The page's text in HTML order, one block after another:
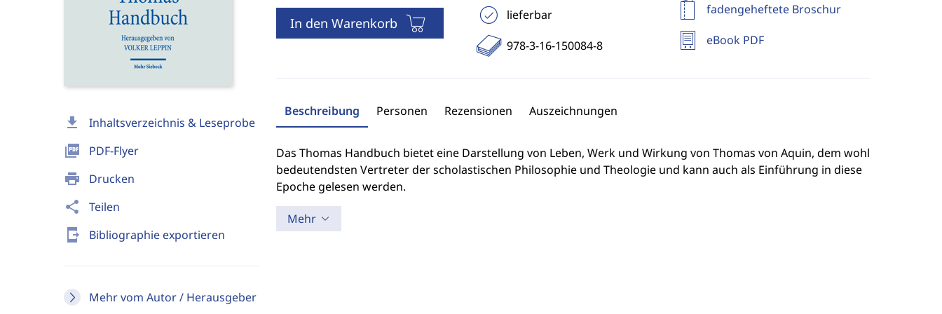
download Inhaltsverzeichnis & Leseprobe
picture_as_pdf PDF-Flyer
print Drucken
share Teilen
send_to_mobile Bibliographie exportieren
Mehr vom Autor / Herausgeber
In den Warenkorb
lieferbar
978-3-16-150084-8
fadengeheftete Broschur
eBook PDF
Beschreibung Personen Rezensionen Auszeichnungen
Das Thomas Handbuch bietet eine Darstellung von Leben, Werk und Wirkung von Thomas von Aquin, dem wohl
bedeutendsten Vertreter der scholastischen Philosophie und Theologie und kann auch als Einführung in diese
Epoche gelesen werden.
Mehr